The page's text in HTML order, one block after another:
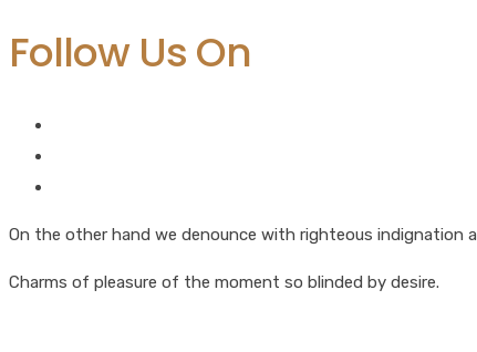
Follow Us On
On the other hand we denounce with righteous indignation
Charms of pleasure of the moment so blinded by desire.